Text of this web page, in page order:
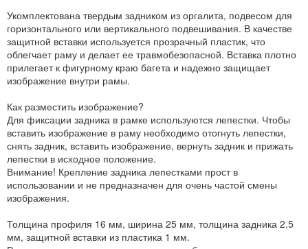
Укомплектована твердым задником из оргалита, подвесом для
горизонтального или вертикального подвешивания. В качестве
защитной вставки используется прозрачный пластик, что
облегчает раму и делает ее травмобезопасной. Вставка плотно
прилегает к фигурному краю багета и надежно защищает
изображение внутри рамы.
Как разместить изображение?
Для фиксации задника в рамке используются лепестки. Чтобы
вставить изображение в раму необходимо отогнуть лепестки,
снять задник, вставить изображение, вернуть задник и прижать
лепестки в исходное положение.
Внимание! Крепление задника лепестками прост в
использовании и не предназначен для очень частой смены
изображения.
Толщина профиля 16 мм, ширина 25 мм, толщина задника 2.5
мм, защитной вставки из пластика 1 мм.